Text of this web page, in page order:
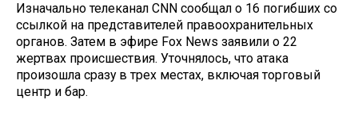
Изначально телеканал СNN сообщал о 16 погибших со
ссылкой на представителей правоохранительных
органов. Затем в эфире Fox News заявили о 22
жертвах происшествия. Уточнялось, что атака
произошла сразу в трех местах, включая торговый
центр и бар.